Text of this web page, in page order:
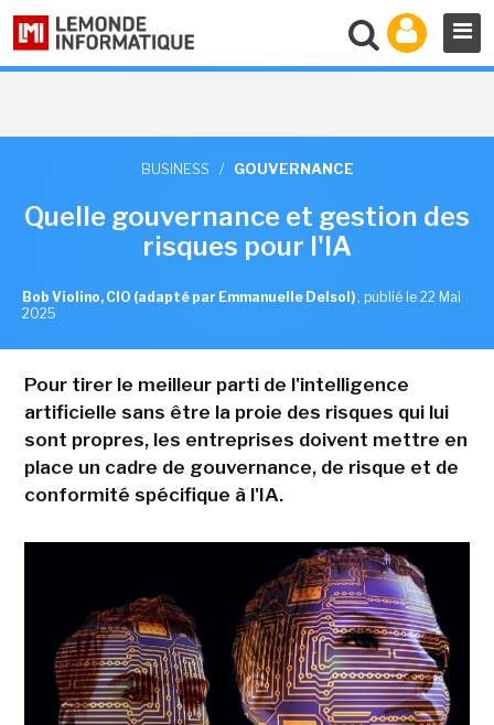
BUSINESS / GOUVERNANCE
Quelle gouvernance et gestion des
risques pour l'IA
Bob Violino, CIO (adapté par Emmanuelle Delsol) , publié le 22 Mai
2025
Pour tirer le meilleur parti de l'intelligence
artificielle sans être la proie des risques qui lui
sont propres, les entreprises doivent mettre en
place un cadre de gouvernance, de risque et de
conformité spécifique à l'IA.